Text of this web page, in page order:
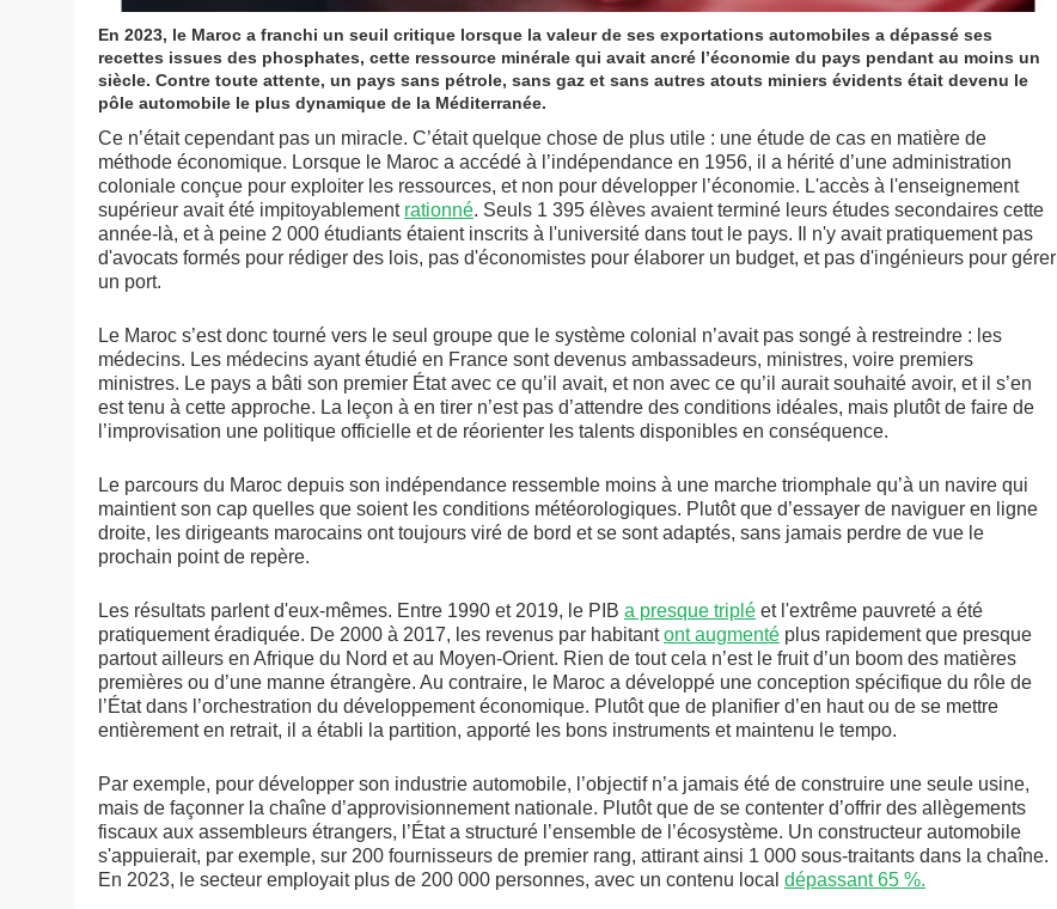
En 2023, le Maroc a franchi un seuil critique lorsque la valeur de ses exportations automobiles a dépassé ses
recettes issues des phosphates, cette ressource minérale qui avait ancré l’économie du pays pendant au moins un
siècle. Contre toute attente, un pays sans pétrole, sans gaz et sans autres atouts miniers évidents était devenu le
pôle automobile le plus dynamique de la Méditerranée.
Ce n’était cependant pas un miracle. C’était quelque chose de plus utile : une étude de cas en matière de
méthode économique. Lorsque le Maroc a accédé à l’indépendance en 1956, il a hérité d’une administration
coloniale conçue pour exploiter les ressources, et non pour développer l’économie. L'accès à l'enseignement
supérieur avait été impitoyablement rationné. Seuls 1 395 élèves avaient terminé leurs études secondaires cette
année-là, et à peine 2 000 étudiants étaient inscrits à l'université dans tout le pays. Il n'y avait pratiquement pas
d'avocats formés pour rédiger des lois, pas d'économistes pour élaborer un budget, et pas d'ingénieurs pour gérer
un port.
Le Maroc s’est donc tourné vers le seul groupe que le système colonial n’avait pas songé à restreindre : les
médecins. Les médecins ayant étudié en France sont devenus ambassadeurs, ministres, voire premiers
ministres. Le pays a bâti son premier État avec ce qu’il avait, et non avec ce qu’il aurait souhaité avoir, et il s’en
est tenu à cette approche. La leçon à en tirer n’est pas d’attendre des conditions idéales, mais plutôt de faire de
l’improvisation une politique officielle et de réorienter les talents disponibles en conséquence.
Le parcours du Maroc depuis son indépendance ressemble moins à une marche triomphale qu’à un navire qui
maintient son cap quelles que soient les conditions météorologiques. Plutôt que d’essayer de naviguer en ligne
droite, les dirigeants marocains ont toujours viré de bord et se sont adaptés, sans jamais perdre de vue le
prochain point de repère.
Les résultats parlent d'eux-mêmes. Entre 1990 et 2019, le PIB a presque triplé et l'extrême pauvreté a été
pratiquement éradiquée. De 2000 à 2017, les revenus par habitantont augmenté plus rapidement que presque
partout ailleurs en Afrique du Nord et au Moyen-Orient. Rien de tout cela n’est le fruit d’un boom des matières
premières ou d’une manne étrangère. Au contraire, le Maroc a développé une conception spécifique du rôle de
l’État dans l’orchestration du développement économique. Plutôt que de planifier d’en haut ou de se mettre
entièrement en retrait, il a établi la partition, apporté les bons instruments et maintenu le tempo.
Par exemple, pour développer son industrie automobile, l’objectif n’a jamais été de construire une seule usine,
mais de façonner la chaîne d’approvisionnement nationale. Plutôt que de se contenter d’offrir des allègements
fiscaux aux assembleurs étrangers, l’État a structuré l’ensemble de l’écosystème. Un constructeur automobile
s'appuierait, par exemple, sur 200 fournisseurs de premier rang, attirant ainsi 1 000 sous-traitants dans la chaîne.
En 2023, le secteur employait plus de 200 000 personnes, avec un contenu local dépassant 65 %.